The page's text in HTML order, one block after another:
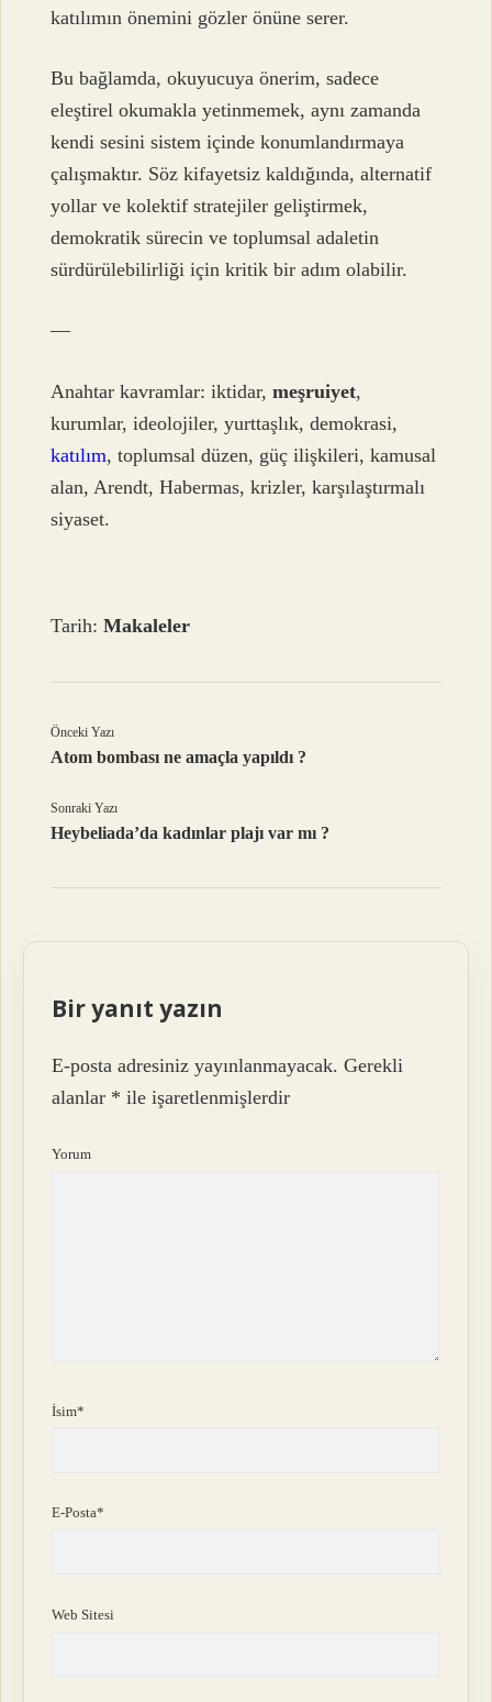
katılımın önemini gözler önüne serer.
Bu bağlamda, okuyucuya önerim, sadece
eleştirel okumakla yetinmemek, aynı zamanda
kendi sesini sistem içinde konumlandırmaya
çalışmaktır. Söz kifayetsiz kaldığında, alternatif
yollar ve kolektif stratejiler geliştirmek,
demokratik sürecin ve toplumsal adaletin
sürdürülebilirliği için kritik bir adım olabilir.
—
Anahtar kavramlar: iktidar,meşruiyet,
kurumlar, ideolojiler, yurttaşlık, demokrasi,
katılım, toplumsal düzen, güç ilişkileri, kamusal
alan, Arendt, Habermas, krizler, karşılaştırmalı
siyaset.
Tarih:Makaleler
Önceki Yazı
Atom bombası ne amaçla yapıldı ?
Sonraki Yazı
Heybeliada’da kadınlar plajı var mı ?
Bir yanıt yazın
E-posta adresiniz yayınlanmayacak. Gerekli
alanlar * ile işaretlenmişlerdir
Yorum
İsim*
E-Posta*
Web Sitesi